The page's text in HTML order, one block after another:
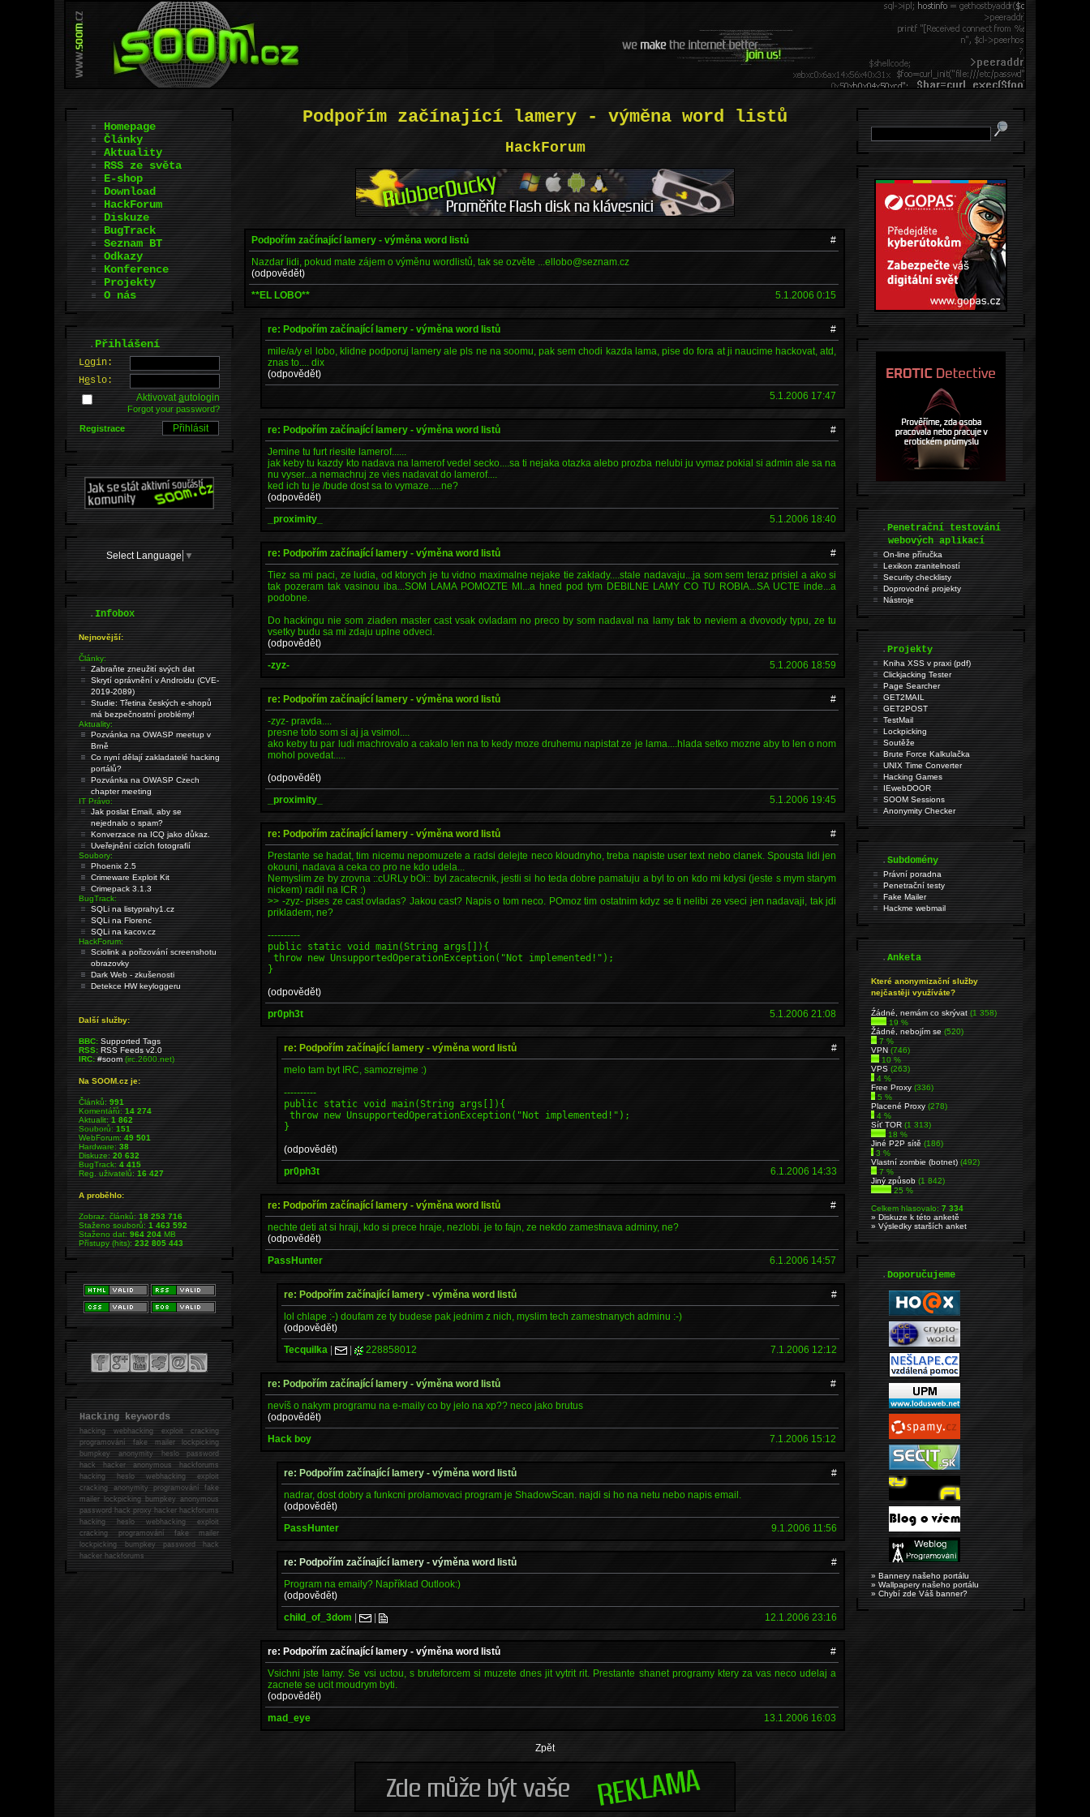
Podpořím začínající lamery - výměna word listů
HackForum
Podpořím začínající lamery - výměna word listů
#
Nazdar lidi, pokud mate zájem o výměnu wordlistů, tak se ozvěte ...ellobo@seznam.cz
(odpovědět)
**EL LOBO**
5.1.2006 0:15
re: Podpořím začínající lamery - výměna word listů
#
mile/a/y el lobo, klidne podporuj lamery ale pls ne na soomu, pak sem chodi kazda lama, pise do fora at ji naucime hackovat, atd,
znas to.... dix
(odpovědět)
5.1.2006 17:47
re: Podpořím začínající lamery - výměna word listů
#
Jemine tu furt riesite lamerof......
jak keby tu kazdy kto nadava na lamerof vedel secko....sa ti nejaka otazka alebo prozba nelubi ju vymaz pokial si admin ale sa na
nu vyser...a nemachruj ze vies nadavat do lamerof....
ked ich tu je /bude dost sa to vymaze.....ne?
(odpovědět)
_proximity_
5.1.2006 18:40
re: Podpořím začínající lamery - výměna word listů
#
Tiez sa mi paci, ze ludia, od ktorych je tu vidno maximalne nejake tie zaklady....stale nadavaju...ja som sem teraz prisiel a ako si
tak pozeram tak vasinou iba...SOM LAMA POMOZTE MI...a hned pod tym DEBILNE LAMY CO TU ROBIA...SA UCTE inde...a
podobne.
Do hackingu nie som ziaden master cast vsak ovladam no preco by som nadaval na lamy tak to neviem a dvovody typu, ze tu
vsetky budu sa mi zdaju uplne odveci.
(odpovědět)
-zyz-
5.1.2006 18:59
re: Podpořím začínající lamery - výměna word listů
#
-zyz- pravda....
presne toto som si aj ja vsimol....
ako keby tu par ludi machrovalo a cakalo len na to kedy moze druhemu napistat ze je lama....hlada setko mozne aby to len o nom
mohol povedat.....
(odpovědět)
_proximity_
5.1.2006 19:45
re: Podpořím začínající lamery - výměna word listů
#
Prestante se hadat, tim nicemu nepomuzete a radsi delejte neco kloudnyho, treba napiste user text nebo clanek. Spousta lidi jen
okouni, nadava a ceka co pro ne kdo udela...
Nemyslim ze by zrovna ::cURLy bOi:: byl zacatecnik, jestli si ho teda dobre pamatuju a byl to on kdo mi kdysi (jeste s mym starym
nickem) radil na ICR :)
>> -zyz- pises ze cast ovladas? Jakou cast? Napis o tom neco. POmoz tim ostatnim kdyz se ti nelibi ze vseci jen nadavaji, tak jdi
prikladem, ne?
----------
public static void main(String args[]){
throw new UnsupportedOperationException("Not implemented!");
}
(odpovědět)
pr0ph3t
5.1.2006 21:08
re: Podpořím začínající lamery - výměna word listů
#
melo tam byt IRC, samozrejme :)
----------
public static void main(String args[]){
throw new UnsupportedOperationException("Not implemented!");
}
(odpovědět)
pr0ph3t
6.1.2006 14:33
re: Podpořím začínající lamery - výměna word listů
#
nechte deti at si hraji, kdo si prece hraje, nezlobi. je to fajn, ze nekdo zamestnava adminy, ne?
(odpovědět)
PassHunter
6.1.2006 14:57
re: Podpořím začínající lamery - výměna word listů
#
lol chlape :-) doufam ze ty budese pak jednim z nich, myslim tech zamestnanych adminu :-)
(odpovědět)
Tecquilka | | 228858012 7.1.2006 12:12
re: Podpořím začínající lamery - výměna word listů
#
nevíš o nakym programu na e-maily co by jelo na xp?? neco jako brutus
(odpovědět)
Hack boy
7.1.2006 15:12
re: Podpořím začínající lamery - výměna word listů
#
nadrar, dost dobry a funkcni prolamovaci program je ShadowScan. najdi si ho na netu nebo napis email.
(odpovědět)
PassHunter
9.1.2006 11:56
re: Podpořím začínající lamery - výměna word listů
#
Program na emaily? Například Outlook:)
(odpovědět)
child_of_3dom | | 12.1.2006 23:16
re: Podpořím začínající lamery - výměna word listů
#
Vsichni jste lamy. Se vsi uctou, s bruteforcem si muzete dnes jit vytrit rit. Prestante shanet programy ktery za vas neco udelaj a
zacnete se ucit moudrym byti.
(odpovědět)
mad_eye
13.1.2006 16:03
Zpět
Homepage
Články
Aktuality
RSS ze světa
E-shop
Download
HackForum
Diskuze
BugTrack
Seznam BT
Odkazy
Konference
Projekty
O nás
.Přihlášení
Login:
Heslo:
Aktivovatautologin
Forgot your password?
Registrace
Select Language ▼
.Infobox
Nejnovější:
Články:
Zabraňte zneužití svých dat
Skrytí oprávnění v Androidu (CVE-
2019-2089)
Studie: Třetina českých e-shopů
má bezpečnostní problémy!
Aktuality:
Pozvánka na OWASP meetup v
Brně
Co nyní dělají zakladatelé hacking
portálů?
Pozvánka na OWASP Czech
chapter meeting
IT Právo:
Jak poslat Email, aby se
nejednalo o spam?
Konverzace na ICQ jako důkaz.
Uveřejnění cizích fotografií
Soubory:
Phoenix 2.5
Crimeware Exploit Kit
Crimepack 3.1.3
BugTrack:
SQLi na listyprahy1.cz
SQLi na Florenc
SQLi na kacov.cz
HackForum:
Sciolink a pořizování screenshotu
obrazovky
Dark Web - zkušenosti
Detekce HW keyloggeru
Další služby:
BBC: Supported Tags
RSS: RSS Feeds v2.0
IRC: #soom(irc.2600.net)
Na SOOM.cz je:
Článků:991
Komentářů:14 274
Aktualit:1 862
Souborů:151
WebForum:49 501
Hardware:38
Diskuze:20 632
BugTrack:4 415
Reg. uživatelů:16 427
A proběhlo:
Zobraz. článků:18 253 716
Staženo souborů:1 463 592
Staženo dat:964 204MB
Přístupy (hits):232 805 443
Hacking keywords
hackingwebhacking exploit cracking
programování fake mailer lockpicking
bumpkey anonymity heslo password
hackhacker anonymous hackforums
hackingheslo webhacking exploit
cracking anonymity programování fake
mailer lockpicking bumpkey anonymous
password hack proxy hacker hackforums
hacking heslo webhacking exploit
cracking programování fake mailer
lockpicking bumpkey password hack
hackerhackforums
.Penetrační testování
webových aplikací
On-line příručka
Lexikon zranitelností
Security checklisty
Doprovodné projekty
Nástroje
.Projekty
Kniha XSS v praxi (pdf)
Clickjacking Tester
Page Searcher
GET2MAIL
GET2POST
TestMail
Lockpicking
Soutěže
Brute Force Kalkulačka
UNIX Time Converter
Hacking Games
IEwebDOOR
SOOM Sessions
Anonymity Checker
.Subdomény
Právní poradna
Penetrační testy
Fake Mailer
Hackme webmail
.Anketa
Které anonymizační služby
nejčastěji využíváte?
Źádné, nemám co skrývat(1 358)
19 %
Žádné, nebojím se(520)
7 %
VPN(746)
10 %
VPS(263)
4 %
Free Proxy(336)
5 %
Placené Proxy(278)
4 %
Síť TOR(1 313)
18 %
Jiné P2P sítě(186)
3 %
Vlastní zombie (botnet)(492)
7 %
Jiný způsob(1 842)
25 %
Celkem hlasovalo:7 334
» Diskuze k této anketě
» Výsledky starších anket
.Doporučujeme
» Bannery našeho portálu
» Wallpapery našeho portálu
» Chybí zde Váš banner?